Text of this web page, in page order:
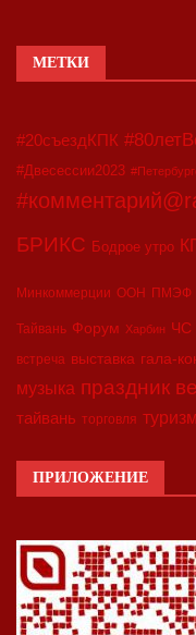
МЕТКИ
#20съездКПК
#Двесессии2023
БРИКС Бодрое утро
Минкоммерции ООН ПМЭФ
Тайвань Форум Харбин ЧС
встреча выставка гала-
музыка праздник
тайвань торговля туризм
ПРИЛОЖЕНИЕ